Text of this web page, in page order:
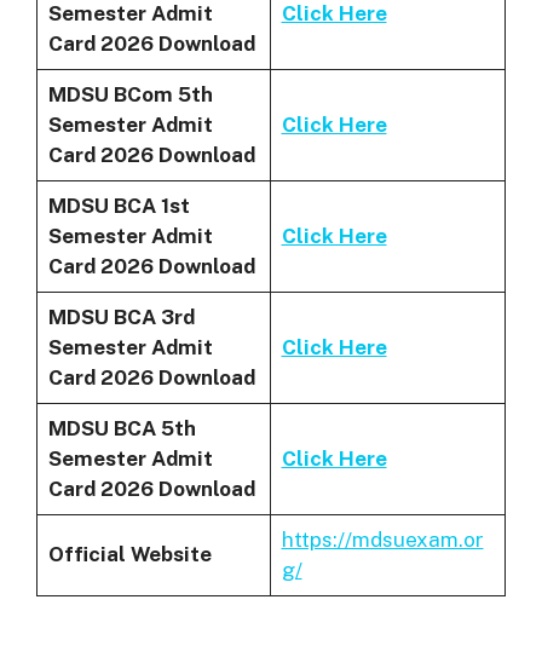
Semester Admit
Card 2026 Download
Click Here
MDSU BCom 5th
Semester Admit
Card 2026 Download
Click Here
MDSU BCA 1st
Semester Admit
Card 2026 Download
Click Here
MDSU BCA 3rd
Semester Admit
Card 2026 Download
Click Here
MDSU BCA 5th
Semester Admit
Card 2026 Download
Click Here
Official Website
https://mdsuexam.or
g/